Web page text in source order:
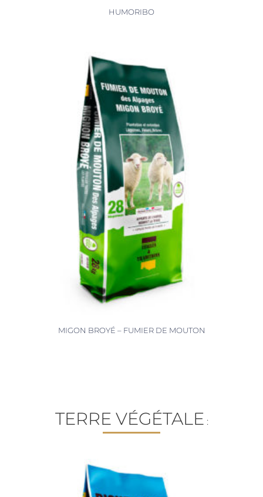
HUMORIBO
MIGON BROYÉ – FUMIER DE MOUTON
TERRE VÉGÉTALE :